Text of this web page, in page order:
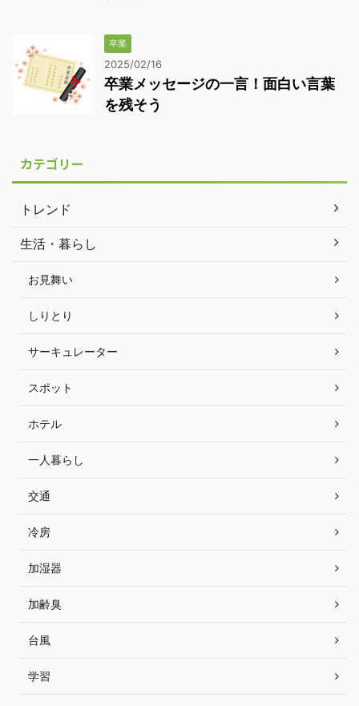
卒業
2025/02/16
卒業メッセージの一言！面白い言葉
を残そう
カテゴリー
トレンド
生活・暮らし
お見舞い
しりとり
サーキュレーター
スポット
ホテル
一人暮らし
交通
冷房
加湿器
加齢臭
台風
学習